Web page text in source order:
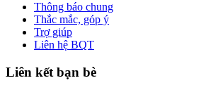
Thông báo chung
Thắc mắc, góp ý
Trợ giúp
Liên hệ BQT
Liên kết bạn bè